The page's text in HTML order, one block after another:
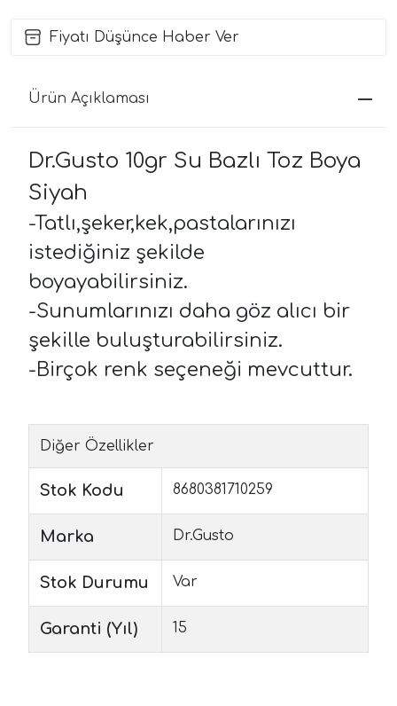
Fiyatı Düşünce Haber Ver
Ürün Açıklaması
Dr.Gusto 10gr Su Bazlı Toz Boya
Siyah
-Tatlı,şeker,kek,pastalarınızı
istediğiniz şekilde
boyayabilirsiniz.
-Sunumlarınızı daha göz alıcı bir
şekille buluşturabilirsiniz.
-Birçok renk seçeneği mevcuttur.
Diğer Özellikler
Stok Kodu 8680381710259
Marka Dr.Gusto
Stok Durumu Var
Garanti (Yıl) 15